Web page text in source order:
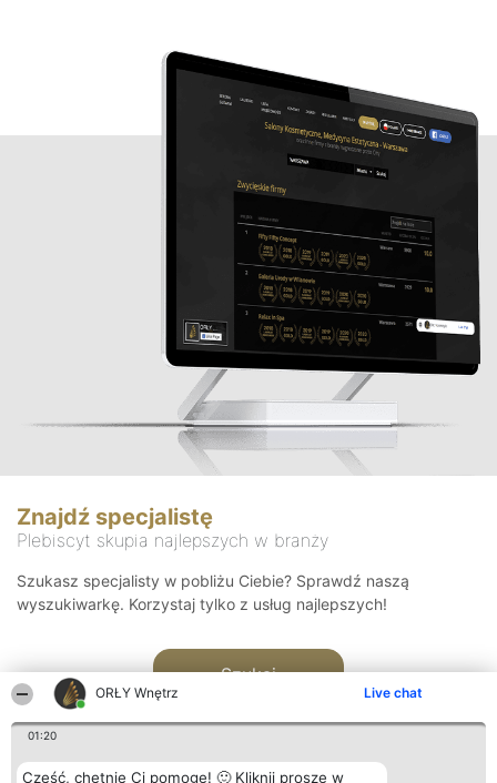
ORŁY Wnętrz Live chat
01:20
Cześć, chętnie Ci pomogę! 🙂 Kliknij proszę w
Znajdź specjalistę
Plebiscyt skupia najlepszych w branży
Szukasz specjalisty w pobliżu Ciebie? Sprawdź naszą
wyszukiwarkę. Korzystaj tylko z usług najlepszych!
Szukaj